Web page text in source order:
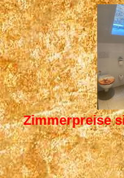
Zimmerpreise